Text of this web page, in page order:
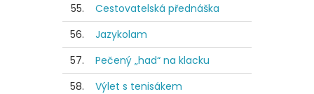
55.
Cestovatelská přednáška
56.
Jazykolam
57.
Pečený „had“ na klacku
58.
Výlet s tenisákem